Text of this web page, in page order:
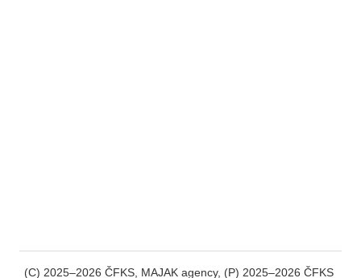
(C) 2025–2026 ČFKS, MAJAK agency, (P) 2025–2026 ČFKS